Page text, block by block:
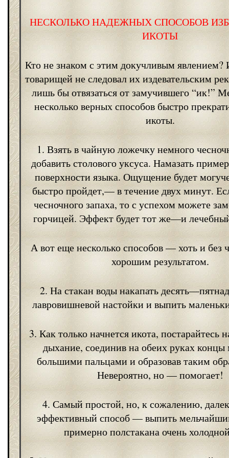
НЕСКОЛЬКО НАДЕЖНЫХ СПОСОБОВ
ИКОТЫ
Кто не знаком с этим докучливым явлением?
товарищей не следовал их издевательским
лишь бы отвязаться от замучившего “ик!”
несколько верных способов быстро
икоты.
1. Взять в чайную ложечку немного
добавить столового уксуса. Намазать
поверхности языка. Ощущение будет
быстро пройдет,— в течение двух минут.
чесночного запаха, то с успехом можете
горчицей. Эффект будет тот же—и
А вот еще несколько способов — хоть и без
хорошим результатом.
2. На стакан воды накапать
лавровишневой настойки и выпить
3. Как только начнется икота, постарайтесь
дыхание, соединив на обеих руках концы
большими пальцами и образовав таким
Невероятно, но — помогает!
4. Самый простой, но, к сожалению,
эффективный способ — выпить
примерно полстакана очень